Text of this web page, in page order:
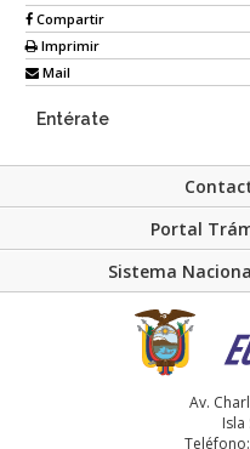
Compartir
Imprimir
Mail
Entérate
Portal
Sistema
Av.
Isla